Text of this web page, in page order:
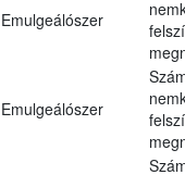
Emulgeálószer
Emulgeálószer